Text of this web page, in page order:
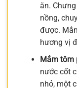
ăn.
nồng,
được.
hương vị
Mắm tôm
nước cốt
nhỏ, một